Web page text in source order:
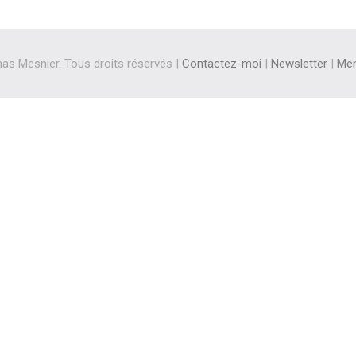
Mesnier. Tous droits réservés |Contactez-moi |Newsletter |